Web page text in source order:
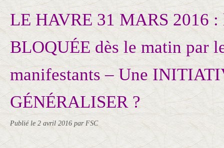
LE HAVRE 31 MARS 2016
BLOQUÉE dès le matin par
manifestants – Une
GÉNÉRALISER ?
Publié le 2 avril 2016 par FSC